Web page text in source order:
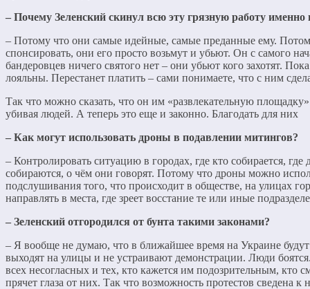
–​ Почему Зеленский скинул всю эту грязную работу именно
– Потому что они самые идейные, самые преданные ему.
спонсировать, они его просто возьмут и убьют. Он с самого
бандеровцев ничего святого нет – они убьют кого захотят.
лояльны. Перестанет платить – сами понимаете, что с ним
Так что можно сказать, что он им «развлекательную
убивая людей. А теперь это еще и законно. Благодать для них
–​ Как могут использовать дроны в подавлении митингов?
– Контролировать ситуацию в городах, где кто собирается,
собираются, о чём они говорят. Потому что дроны можно
подслушивания того, что происходит в обществе, на улицах
направлять в места, где зреет восстание те или иные
–​ Зеленский отгородился от бунта такими законами?
– Я вообще не думаю, что в ближайшее время на Украине
выходят на улицы и не устраивают демонстрации. Люди
всех несогласных и тех, кто кажется им подозрительным, кто
прячет глаза от них. Так что возможность протестов сведена к